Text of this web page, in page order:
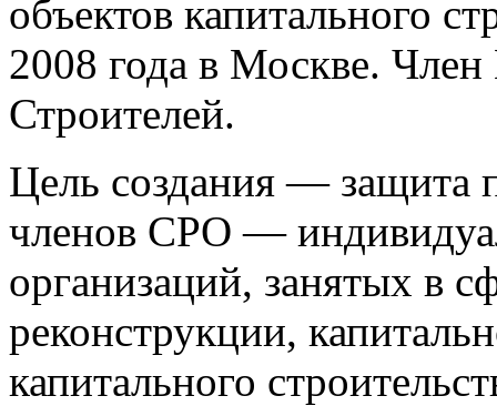
объектов капитального
2008 года в Москве.
Строителей.
Цель создания — защита
членов СРО —
организаций, занятых в
реконструкции,
капитального